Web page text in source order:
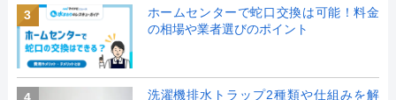
3
ホームセンターで蛇口交換は可能！料金
の相場や業者選びのポイント
洗濯機排水トラップ2種類や仕組みを解